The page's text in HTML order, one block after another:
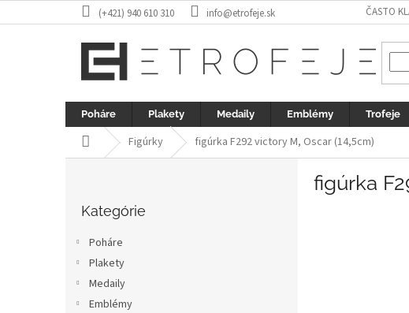
na
(+421) 940 610 310 info@etrofeje.sk ČASTO
Poháre Plakety Medaily Emblémy Trofeje
DomovFigúrky figúrka F292 victory M, Oscar (14,5cm)
kategórie
Kategórie
Poháre
Plakety
Medaily
Emblémy
figúrka